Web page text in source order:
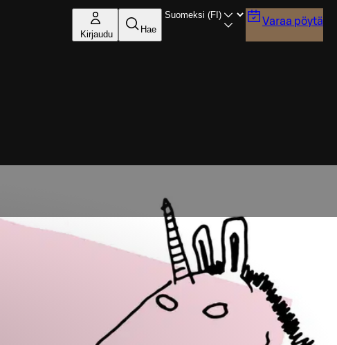
Kirjaudu Hae
Varaa pöytä